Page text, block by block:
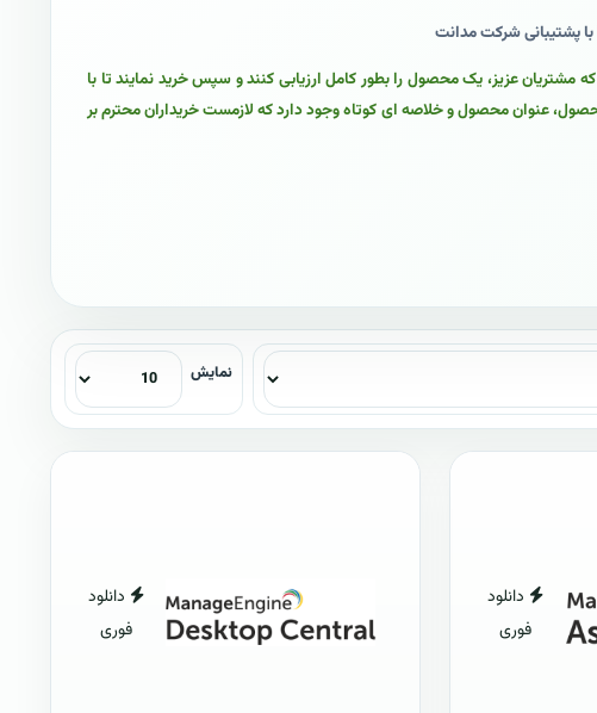
مدانت
عزیز، یک محصول را بطور کامل ارزیابی کنند و سپس خرید نمایند تا با
عنوان محصول و خلاصه ای کوتاه وجود دارد که لازمست خریداران محترم بر
نمایش
دانلود
فوری
دانلود
فوری